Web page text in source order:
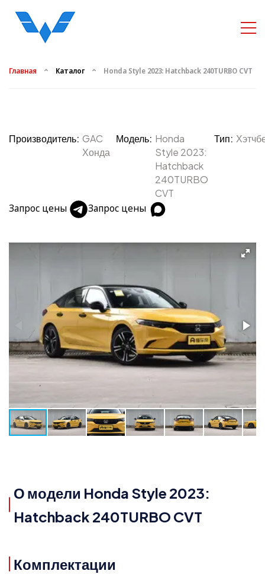
Главная Каталог Honda Style 2023: Hatchback 240TURBO CVT
Производитель: GAC
Хонда
Модель: Honda
Style 2023:
Hatchback
240TURBO
CVT
Тип:
Запрос цены Запрос цены
О модели Honda Style 2023:
Hatchback 240TURBO CVT
Комплектации